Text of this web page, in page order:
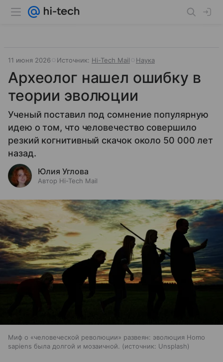
11 июня 2026 Источник: Hi-Tech Mail Наука
Археолог нашел ошибку в
теории эволюции
Ученый поставил под сомнение популярную
идею о том, что человечество совершило
резкий когнитивный скачок около 50 000 лет
назад.
Юлия Углова
Автор Hi-Tech Mail
Миф о «человеческой революции» развеян: эволюция Homo
sapiens была долгой и мозаичной.
источник: Unsplash